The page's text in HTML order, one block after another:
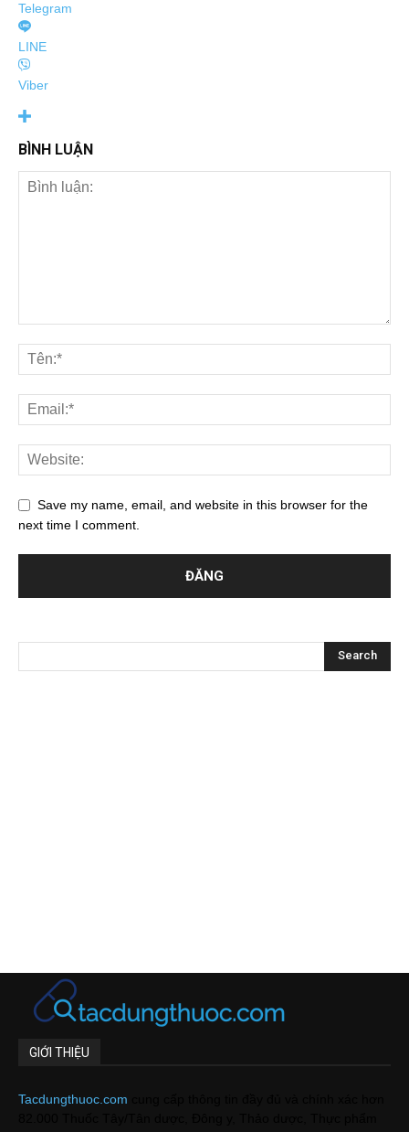
Telegram
LINE
Viber
BÌNH LUẬN
Save my name, email, and website in this browser for the
next time I comment.
GIỚI THIỆU
Tacdungthuoc.com